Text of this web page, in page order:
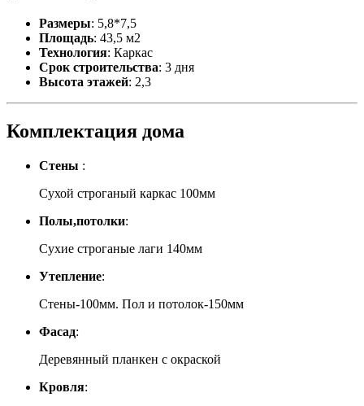
Размеры: 5,8*7,5
Площадь: 43,5 м2
Технология: Каркас
Срок строительства: 3 дня
Высота этажей: 2,3
Комплектация дома
Стены :
Сухой строганый каркас 100мм
Полы,потолки:
Сухие строганые лаги 140мм
Утепление:
Стены-100мм. Пол и потолок-150мм
Фасад:
Деревянный планкен с окраской
Кровля: